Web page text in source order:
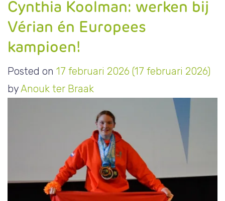
Cynthia Koolman: werken bij
Vérian én Europees
kampioen!
Posted on 17 februari 2026 (17 februari 2026)
byAnouk ter Braak